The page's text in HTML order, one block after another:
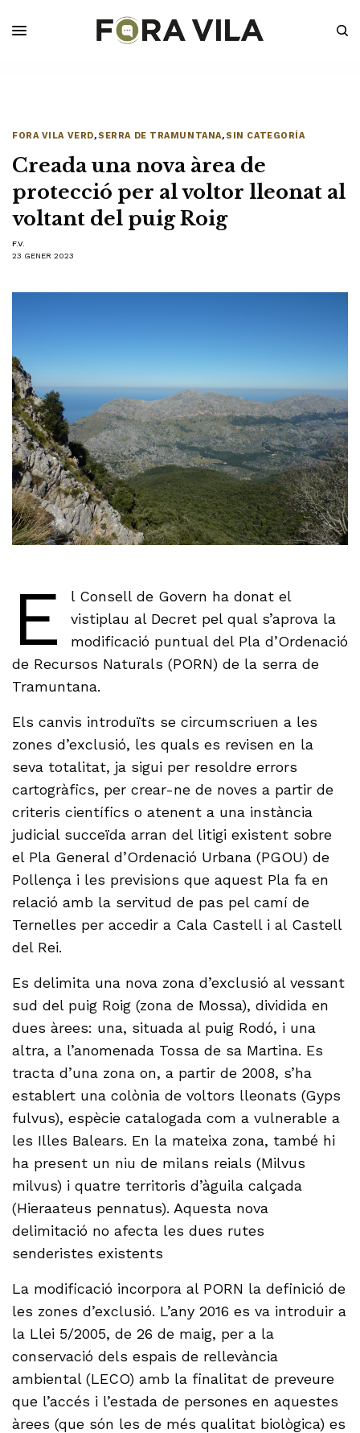
FORA VILA VERD,SERRA DE TRAMUNTANA,SIN CATEGORÍA
Creada una nova àrea de
protecció per al voltor lleonat al
voltant del puig Roig
F.V.
23 GENER 2023
E
l Consell de Govern ha donat el
vistiplau al Decret pel qual s’aprova la
modificació puntual del Pla d’Ordenació
de Recursos Naturals (PORN) de la serra de
Tramuntana.
Els canvis introduïts se circumscriuen a les
zones d’exclusió, les quals es revisen en la
seva totalitat, ja sigui per resoldre errors
cartogràfics, per crear-ne de noves a partir de
criteris científics o atenent a una instància
judicial succeïda arran del litigi existent sobre
el Pla General d’Ordenació Urbana (PGOU) de
Pollença i les previsions que aquest Pla fa en
relació amb la servitud de pas pel camí de
Ternelles per accedir a Cala Castell i al Castell
del Rei.
Es delimita una nova zona d’exclusió al vessant
sud del puig Roig (zona de Mossa), dividida en
dues àrees: una, situada al puig Rodó, i una
altra, a l’anomenada Tossa de sa Martina. Es
tracta d’una zona on, a partir de 2008, s’ha
establert una colònia de voltors lleonats (Gyps
fulvus), espècie catalogada com a vulnerable a
les Illes Balears. En la mateixa zona, també hi
ha present un niu de milans reials (Milvus
milvus) i quatre territoris d’àguila calçada
(Hieraateus pennatus). Aquesta nova
delimitació no afecta les dues rutes
senderistes existents
La modificació incorpora al PORN la definició de
les zones d’exclusió. L’any 2016 es va introduir a
la Llei 5/2005, de 26 de maig, per a la
conservació dels espais de rellevància
ambiental (LECO) amb la finalitat de preveure
que l’accés i l’estada de persones en aquestes
àrees (que són les de més qualitat biològica) es